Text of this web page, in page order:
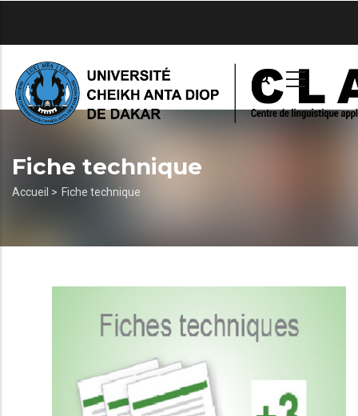
principal
Fiche technique
Fil
Accueil > Fiche technique